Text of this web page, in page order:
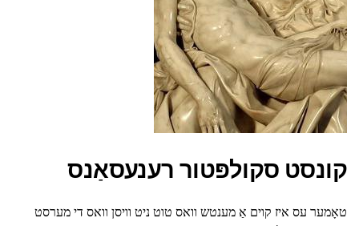
קונסט סקולפּטור רענעסאַנס
טאָמער עס איז קוים אַ מענטש וואס טוט ניט וויסן וואס די מערסט